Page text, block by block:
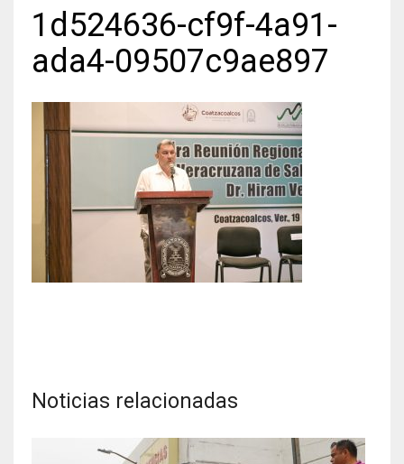
1d524636-cf9f-4a91-
ada4-09507c9ae897
Noticias relacionadas